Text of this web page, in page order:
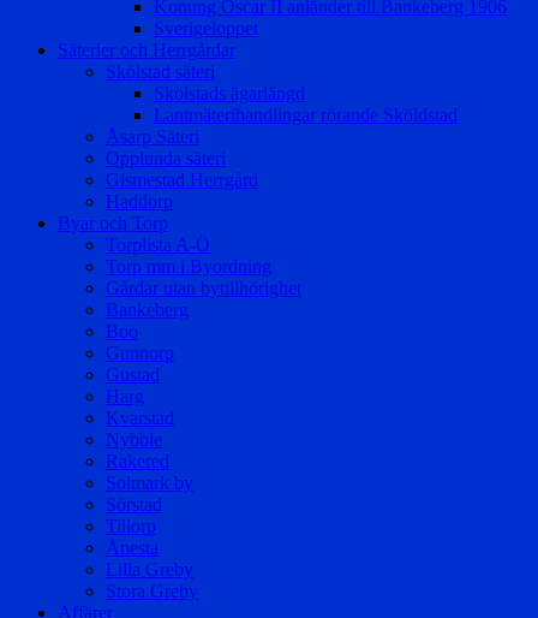
Konung Oscar II anländer till Bankeberg 1906
Sverigeloppet
Säterier och Herrgårdar
Skölstad säteri
Skölstads ägarlängd
Lantmäterihandlingar rörande Sköldstad
Åsarp Säteri
Opplunda säteri
Gismestad Herrgård
Haddorp
Byar och Torp
Torplista A-Ö
Torp mm i Byordning
Gårdar utan bytillhörighet
Bankeberg
Boo
Gunnorp
Gustad
Harg
Kvarstad
Nybble
Rakered
Solmark by
Sörstad
Tillorp
Ånesta
Lilla Greby
Stora Greby
Affärer